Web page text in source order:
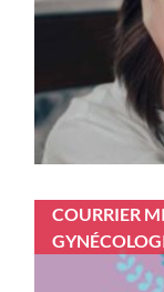
COURRIER